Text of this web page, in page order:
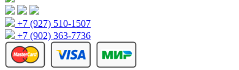
+7 (927) 510-1507
+7 (902) 363-7736